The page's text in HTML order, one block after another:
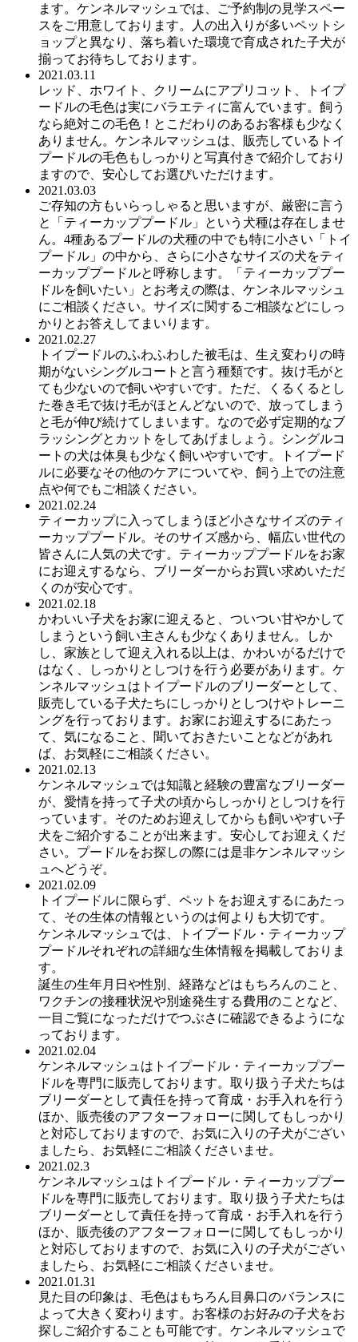
ます。ケンネルマッシュでは、ご予約制の見学スペー
スをご用意しております。人の出入りが多いペットシ
ョップと異なり、落ち着いた環境で育成された子犬が
揃ってお待ちしております。
2021.03.11
レッド、ホワイト、クリームにアプリコット、トイプ
ードルの毛色は実にバラエティに富んでいます。飼う
なら絶対この毛色！とこだわりのあるお客様も少なく
ありません。ケンネルマッシュは、販売しているトイ
プードルの毛色もしっかりと写真付きで紹介しており
ますので、安心してお選びいただけます。
2021.03.03
ご存知の方もいらっしゃると思いますが、厳密に言う
と「ティーカッププードル」という犬種は存在しませ
ん。4種あるプードルの犬種の中でも特に小さい「トイ
プードル」の中から、さらに小さなサイズの犬をティ
ーカッププードルと呼称します。「ティーカッププー
ドルを飼いたい」とお考えの際は、ケンネルマッシュ
にご相談ください。サイズに関するご相談などにしっ
かりとお答えしてまいります。
2021.02.27
トイプードルのふわふわした被毛は、生え変わりの時
期がないシングルコートと言う種類です。抜け毛がと
ても少ないので飼いやすいです。ただ、くるくるとし
た巻き毛で抜け毛がほとんどないので、放ってしまう
と毛が伸び続けてしまいます。なので必ず定期的なブ
ラッシングとカットをしてあげましょう。シングルコ
ートの犬は体臭も少なく飼いやすいです。トイプード
ルに必要なその他のケアについてや、飼う上での注意
点や何でもご相談ください。
2021.02.24
ティーカップに入ってしまうほど小さなサイズのティ
ーカッププードル。そのサイズ感から、幅広い世代の
皆さんに人気の犬です。ティーカッププードルをお家
にお迎えするなら、ブリーダーからお買い求めいただ
くのが安心です。
2021.02.18
かわいい子犬をお家に迎えると、ついつい甘やかして
しまうという飼い主さんも少なくありません。しか
し、家族として迎え入れる以上は、かわいがるだけで
はなく、しっかりとしつけを行う必要があります。ケ
ンネルマッシュはトイプードルのブリーダーとして、
販売している子犬たちにしっかりとしつけやトレーニ
ングを行っております。お家にお迎えするにあたっ
て、気になること、聞いておきたいことなどがあれ
ば、お気軽にご相談ください。
2021.02.13
ケンネルマッシュでは知識と経験の豊富なブリーダー
が、愛情を持って子犬の頃からしっかりとしつけを行
っています。そのためお迎えしてからも飼いやすい子
犬をご紹介することが出来ます。安心してお迎えくだ
さい。プードルをお探しの際には是非ケンネルマッシ
ュへどうぞ。
2021.02.09
トイプードルに限らず、ペットをお迎えするにあたっ
て、その生体の情報というのは何よりも大切です。
ケンネルマッシュでは、トイプードル・ティーカップ
プードルそれぞれの詳細な生体情報を掲載しておりま
す。
誕生の生年月日や性別、経路などはもちろんのこと、
ワクチンの接種状況や別途発生する費用のことなど、
一目ご覧になっただけでつぶさに確認できるようにな
っております。
2021.02.04
ケンネルマッシュはトイプードル・ティーカッププー
ドルを専門に販売しております。取り扱う子犬たちは
ブリーダーとして責任を持って育成・お手入れを行う
ほか、販売後のアフターフォローに関してもしっかり
と対応しておりますので、お気に入りの子犬がござい
ましたら、お気軽にご相談くださいませ。
2021.02.3
ケンネルマッシュはトイプードル・ティーカッププー
ドルを専門に販売しております。取り扱う子犬たちは
ブリーダーとして責任を持って育成・お手入れを行う
ほか、販売後のアフターフォローに関してもしっかり
と対応しておりますので、お気に入りの子犬がござい
ましたら、お気軽にご相談くださいませ。
2021.01.31
見た目の印象は、毛色はもちろん目鼻口のバランスに
よって大きく変わります。お客様のお好みの子犬をお
探しご紹介することも可能です。ケンネルマッシュで